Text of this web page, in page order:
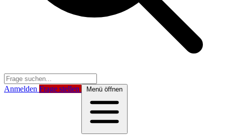
Anmelden Frage stellen Menü öffnen